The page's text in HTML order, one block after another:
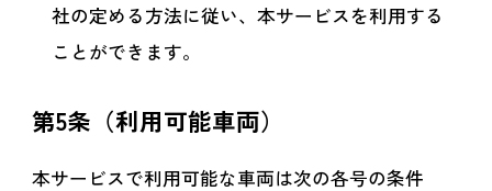
社の定める方法に従い、本サービスを利用する
ことができます。
第5条（利用可能車両）
本サービスで利用可能な車両は次の各号の条件